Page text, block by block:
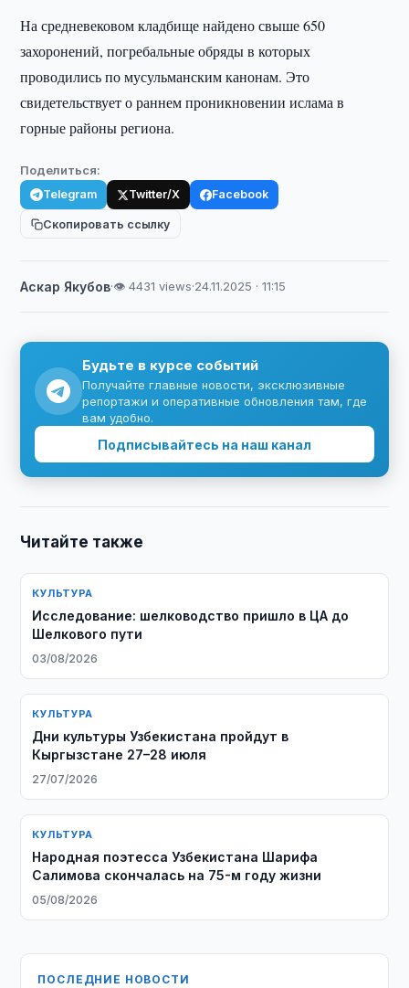
На средневековом кладбище найдено свыше 650
захоронений, погребальные обряды в которых
проводились по мусульманским канонам. Это
свидетельствует о раннем проникновении ислама в
горные районы региона.
Поделиться:
Telegram Twitter/X Facebook
Скопировать ссылку
Аскар Якубов·👁 4431 views·24.11.2025 · 11:15
Будьте в курсе событий
Получайте главные новости, эксклюзивные
репортажи и оперативные обновления там, где
вам удобно.
Подписывайтесь на наш канал
Читайте также
КУЛЬТУРА
Исследование: шелководство пришло в ЦА до
Шелкового пути
03/08/2026
КУЛЬТУРА
Дни культуры Узбекистана пройдут в
Кыргызстане 27–28 июля
27/07/2026
КУЛЬТУРА
Народная поэтесса Узбекистана Шарифа
Салимова скончалась на 75-м году жизни
05/08/2026
ПОСЛЕДНИЕ НОВОСТИ